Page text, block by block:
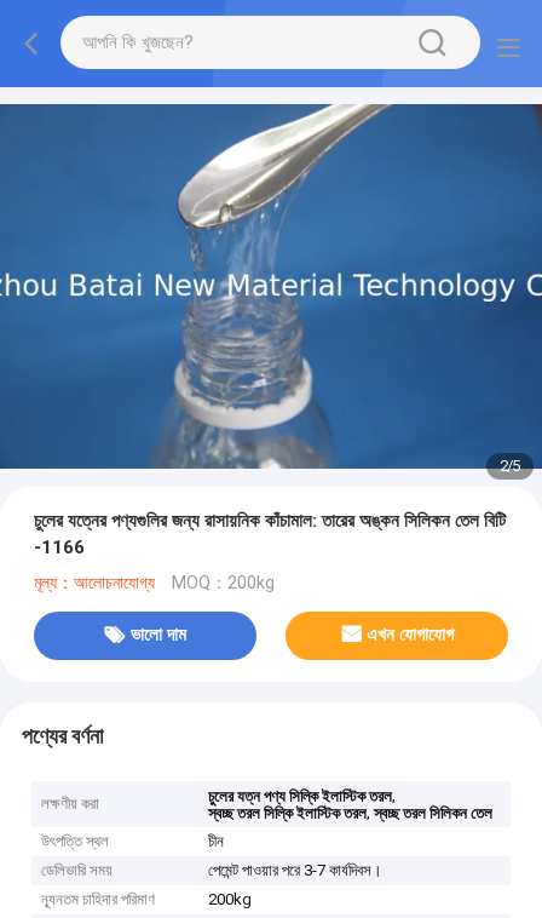
2/5
চুলের যত্নের পণ্যগুলির জন্য রাসায়নিক কাঁচামাল: তারের অঙ্কন সিলিকন তেল বিটি
-1166
মূল্য：আলোচনাযোগ্য MOQ：200kg
ভালো দাম এখন যোগাযোগ
পণ্যের বর্ণনা
লক্ষণীয় করা চুলের যত্ন পণ্য সিল্কি ইলাস্টিক তরল,
স্বচ্ছ তরল সিল্কি ইলাস্টিক তরল,স্বচ্ছ তরল সিলিকন তেল
উৎপত্তি স্থল
চীন
ডেলিভারি সময়
পেমেন্ট পাওয়ার পরে 3-7 কার্যদিবস।
ন্যূনতম চাহিদার পরিমাণ
200kg